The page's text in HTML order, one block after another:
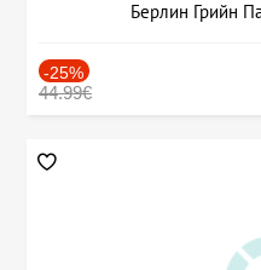
Берлин Грийн
-25%
44.99€